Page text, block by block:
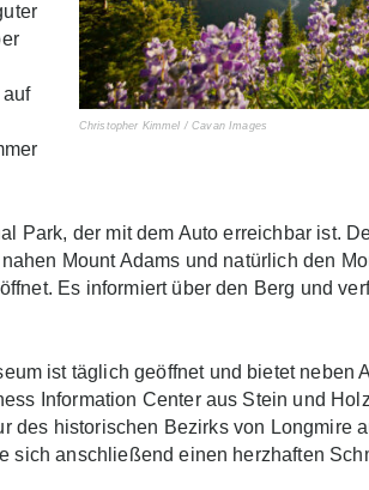
Christopher Kimmel / Cavan Images
Park, der mit dem Auto erreichbar ist.
Mount Adams und natürlich den
Es informiert über den Berg und
ist täglich geöffnet und bietet neben
Information Center aus Stein und
des historischen Bezirks von Longmire
anschließend einen herzhaften